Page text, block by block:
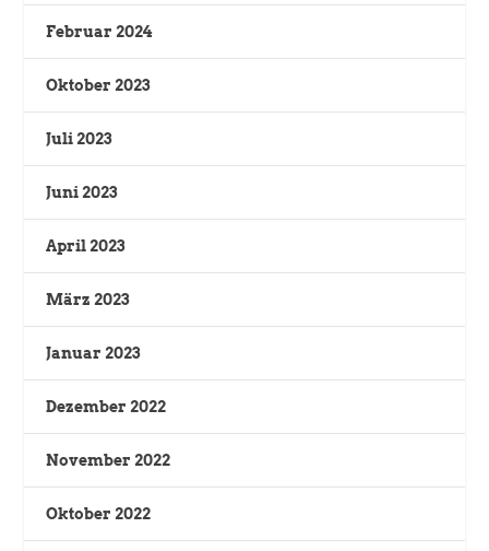
Februar 2024
Oktober 2023
Juli 2023
Juni 2023
April 2023
März 2023
Januar 2023
Dezember 2022
November 2022
Oktober 2022